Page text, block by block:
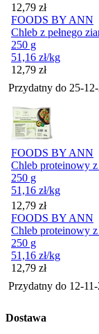
Cena
12,79 zł
FOODS BY ANN
Chleb z pełnego
250 g
51,16 zł/kg
Cena
12,79 zł
Przydatny do 25-
FOODS BY ANN
Chleb proteinowy
250 g
51,16 zł/kg
Cena
12,79 zł
FOODS BY ANN
Chleb proteinowy
250 g
51,16 zł/kg
Cena
12,79 zł
Przydatny do 12-
Dostawa